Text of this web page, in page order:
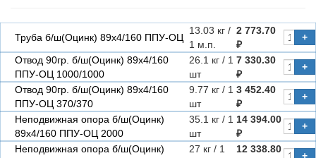
Труба б/ш(Оцинк) 89х4/160 ППУ-ОЦ
13.03 кг /
1 м.п.
2 773.70
₽
+
Отвод 90гр. б/ш(Оцинк) 89х4/160
ППУ-ОЦ 1000/1000
26.1 кг / 1
шт
7 330.30
₽
+
Отвод 90гр. б/ш(Оцинк) 89х4/160
ППУ-ОЦ 370/370
9.77 кг / 1
шт
3 452.40
₽
+
Неподвижная опора б/ш(Оцинк)
89х4/160 ППУ-ОЦ 2000
35.1 кг / 1
шт
14 394.00
₽
+
Неподвижная опора б/ш(Оцинк)
27 кг / 1
12 338.80